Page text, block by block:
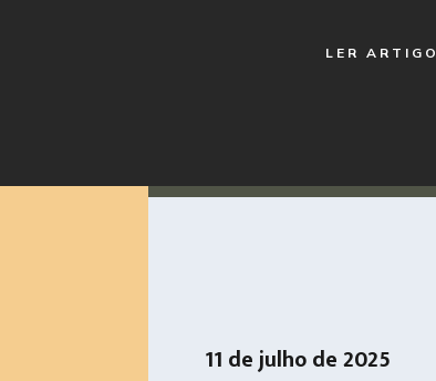
LER ARTIGO
11 de julho de 2025